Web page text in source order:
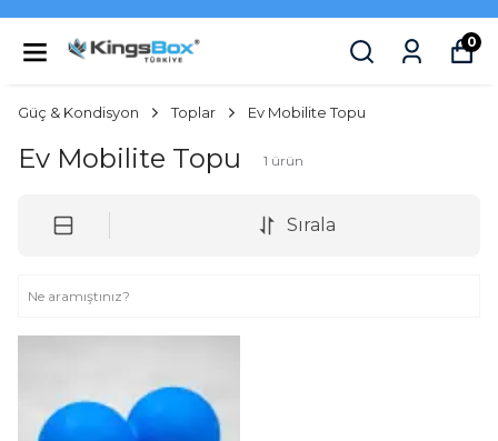
0
Güç & Kondisyon Toplar Ev Mobilite Topu
Ev Mobilite Topu 1 ürün
Sırala